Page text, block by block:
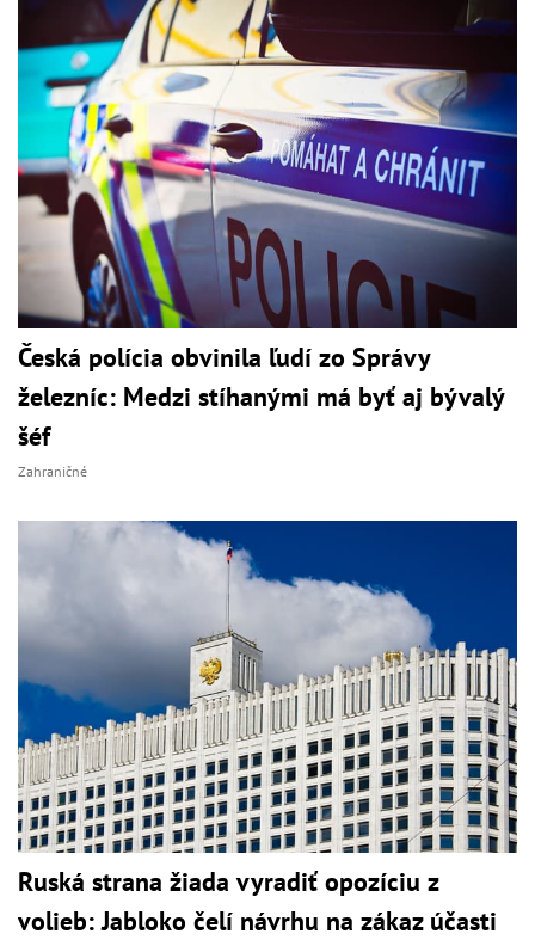
Česká polícia obvinila ľudí zo Správy
železníc: Medzi stíhanými má byť aj bývalý
šéf
Zahraničné
Ruská strana žiada vyradiť opozíciu z
volieb: Jabloko čelí návrhu na zákaz účasti